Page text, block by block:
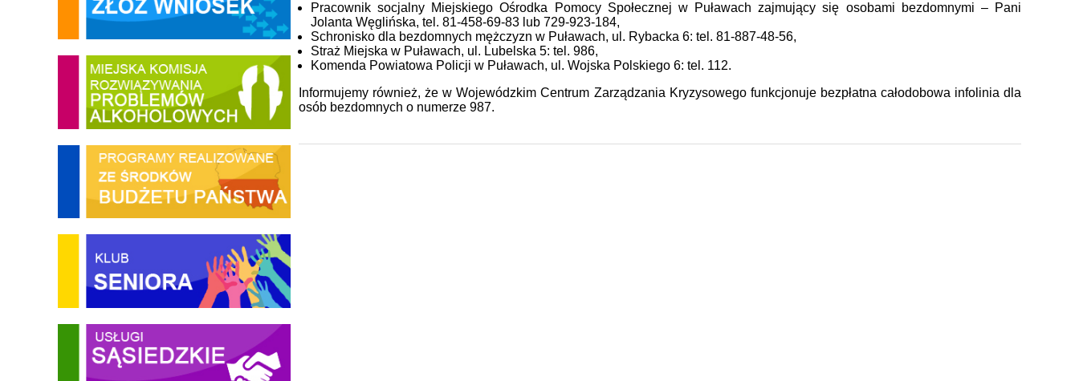
Pracownik socjalny Miejskiego Ośrodka Pomocy Społecznej w Puławach zajmujący się osobami bezdomnymi – Pani
Jolanta Węglińska, tel. 81-458-69-83 lub 729-923-184,
Schronisko dla bezdomnych mężczyzn w Puławach, ul. Rybacka 6: tel. 81-887-48-56,
Straż Miejska w Puławach, ul. Lubelska 5: tel. 986,
Komenda Powiatowa Policji w Puławach, ul. Wojska Polskiego 6: tel. 112.
Informujemy również, że w Wojewódzkim Centrum Zarządzania Kryzysowego funkcjonuje bezpłatna całodobowa infolinia dla
osób bezdomnych o numerze 987.